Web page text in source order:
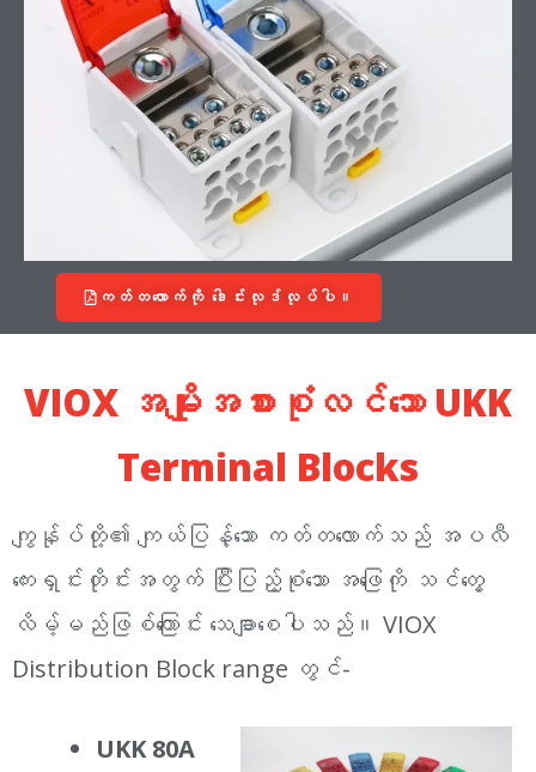
ကတ်တလောက်ကို ဒေါင်းလုဒ်လုပ်ပါ။
VIOX အမျိုးအစားစုံလင်သော UKK
Terminal Blocks
ကျွန်ုပ်တို့၏ ကျယ်ပြန့်သော ကတ်တလောက်သည် အပလီ
ကေးရှင်းတိုင်းအတွက် ပြီးပြည့်စုံသော အဖြေကို သင်တွေ့
လိမ့်မည်ဖြစ်ကြောင်း သေချာစေပါသည်။ VIOX
Distribution Block range တွင်-
UKK 80A